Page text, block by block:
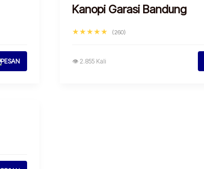
PESAN
Kanopi Garasi Bandung
★★★★★ (260)
👁 2.855 Kali